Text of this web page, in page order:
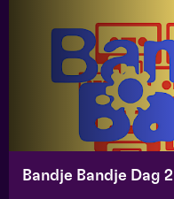
Bandje Bandje Dag 2